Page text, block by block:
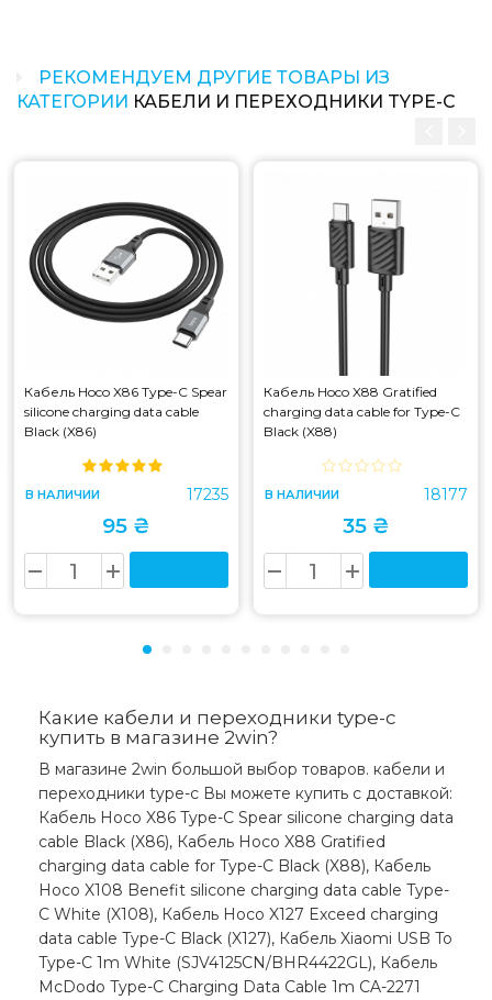
РЕКОМЕНДУЕМ ДРУГИЕ ТОВАРЫ ИЗ
КАТЕГОРИИ КАБЕЛИ И ПЕРЕХОДНИКИ TYPE-C
Кабель Hoco X86 Type-C Spear
silicone charging data cable
Black (X86)
В НАЛИЧИИ 17235
95 ₴
Кабель Hoco X88 Gratified
charging data cable for Type-C
Black (X88)
В НАЛИЧИИ 18177
35 ₴
Какие кабели и переходники type-c
купить в магазине 2win?
В магазине 2win большой выбор товаров. кабели и
переходники type-c Вы можете купить с доставкой:
Кабель Hoco X86 Type-C Spear silicone charging data
cable Black (X86), Кабель Hoco X88 Gratified
charging data cable for Type-C Black (X88), Кабель
Hoco X108 Benefit silicone charging data cable Type-
C White (X108), Кабель Hoco X127 Exceed charging
data cable Type-C Black (X127), Кабель Xiaomi USB To
Type-C 1m White (SJV4125CN/BHR4422GL), Кабель
McDodo Type-C Charging Data Cable 1m CA-2271